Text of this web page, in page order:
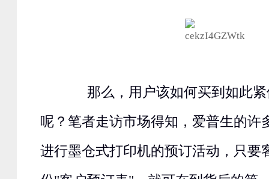
那么，用户该如何买到如此紧
呢？笔者走访市场得知，爱普生的许
进行墨仓式打印机的预订活动，只要